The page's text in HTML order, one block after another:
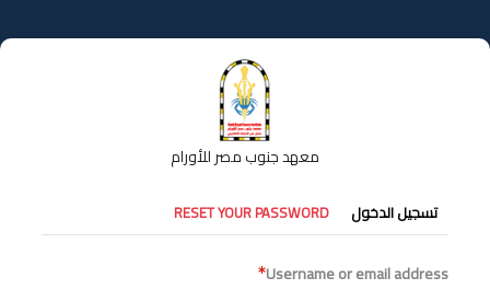
إلى
المحتوى
معهد جنوب مصر للأورام
التبويبات
الأساسية
تسجيل الدخول RESET YOUR PASSWORD
Username or email address